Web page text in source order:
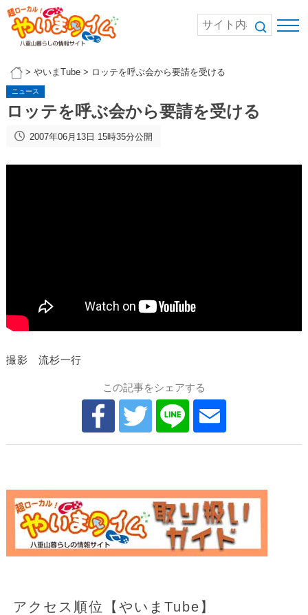
> やいまTube> ロッテを呼ぶ会から要請を受ける
ニュース
ロッテを呼ぶ会から要請を受ける
2007年06月13日 15時35分公開
撮影 流杉一行
この記事をシェアする
アクセス順位【やいまTube】